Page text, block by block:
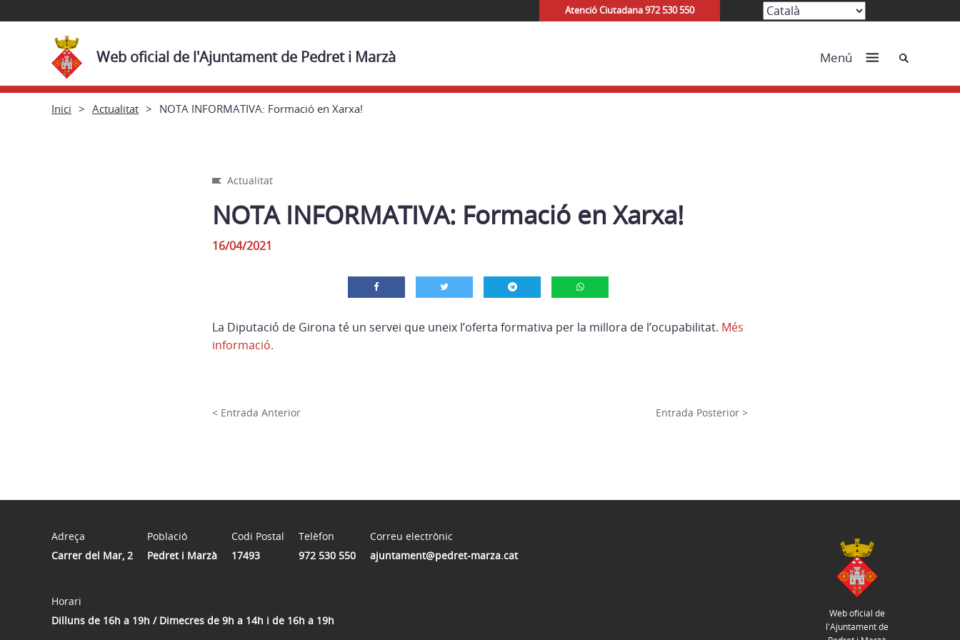
Atenció Ciutadana 972 530 550
Web oficial de l'Ajuntament de Pedret i Marzà Menú Cerca
Inici Actualitat NOTA INFORMATIVA: Formació en Xarxa!
Actualitat
NOTA INFORMATIVA: Formació en Xarxa!
16/04/2021
La Diputació de Girona té un servei que uneix l’oferta formativa per la millora de l’ocupabilitat. Més
informació.
< Entrada Anterior Entrada Posterior >
Adreça
Carrer del Mar, 2
Població
Pedret i Marzà
Codi Postal
17493
Telèfon
972 530 550
Correu electrònic
ajuntament@pedret-marza.cat
Horari
Dilluns de 16h a 19h / Dimecres de 9h a 14h i de 16h a 19h
Web oficial de
l'Ajuntament de